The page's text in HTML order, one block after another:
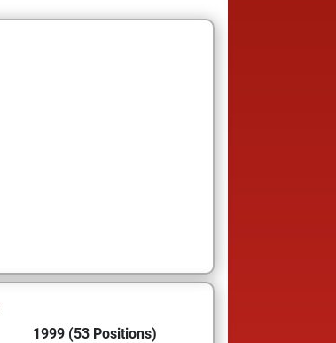
1999 (53 Positions)